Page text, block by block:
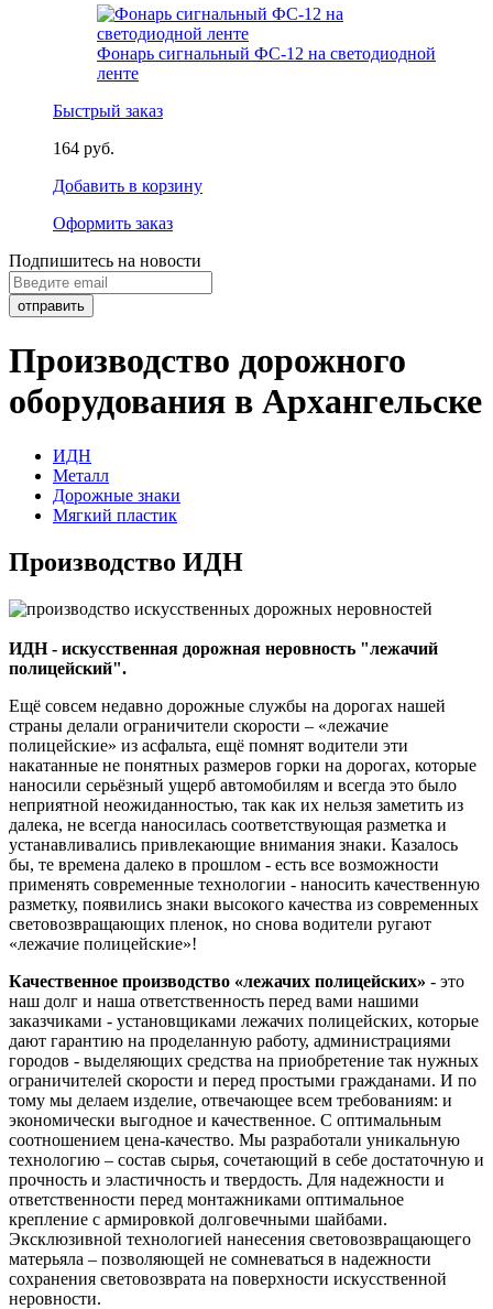
Фонарь сигнальный ФС-12 на светодиодной
ленте
Быстрый заказ
164 руб.
Добавить в корзину
Оформить заказ
Подпишитесь на новости
Производство дорожного
оборудования в Архангельске
ИДН
Металл
Дорожные знаки
Мягкий пластик
Производство ИДН
ИДН - искусственная дорожная неровность "лежачий
полицейский".
Ещё совсем недавно дорожные службы на дорогах нашей
страны делали ограничители скорости – «лежачие
полицейские» из асфальта, ещё помнят водители эти
накатанные не понятных размеров горки на дорогах, которые
наносили серьёзный ущерб автомобилям и всегда это было
неприятной неожиданностью, так как их нельзя заметить из
далека, не всегда наносилась соответствующая разметка и
устанавливались привлекающие внимания знаки. Казалось
бы, те времена далеко в прошлом - есть все возможности
применять современные технологии - наносить качественную
разметку, появились знаки высокого качества из современных
световозвращающих пленок, но снова водители ругают
«лежачие полицейские»!
Качественное производство «лежачих полицейских» - это
наш долг и наша ответственность перед вами нашими
заказчиками - установщиками лежачих полицейских, которые
дают гарантию на проделанную работу, администрациями
городов - выделяющих средства на приобретение так нужных
ограничителей скорости и перед простыми гражданами. И по
тому мы делаем изделие, отвечающее всем требованиям: и
экономически выгодное и качественное. С оптимальным
соотношением цена-качество. Мы разработали уникальную
технологию – состав сырья, сочетающий в себе достаточную и
прочность и эластичность и твердость. Для надежности и
ответственности перед монтажниками оптимальное
крепление с армировкой долговечными шайбами.
Эксклюзивной технологией нанесения световозвращающего
матерьяла – позволяющей не сомневаться в надежности
сохранения световозврата на поверхности искусственной
неровности.